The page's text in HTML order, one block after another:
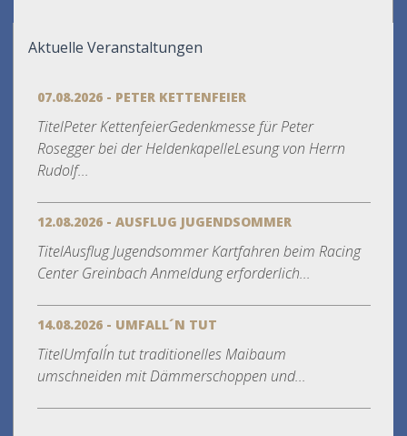
Aktuelle Veranstaltungen
07.08.2026 - PETER KETTENFEIER
TitelPeter KettenfeierGedenkmesse für Peter
Rosegger bei der HeldenkapelleLesung von Herrn
Rudolf...
12.08.2026 - AUSFLUG JUGENDSOMMER
TitelAusflug Jugendsommer Kartfahren beim Racing
Center Greinbach Anmeldung erforderlich...
14.08.2026 - UMFALL´N TUT
TitelUmfall´n tut traditionelles Maibaum
umschneiden mit Dämmerschoppen und...